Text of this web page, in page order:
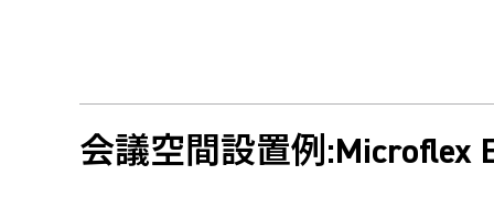
会議空間設置例:Microflex